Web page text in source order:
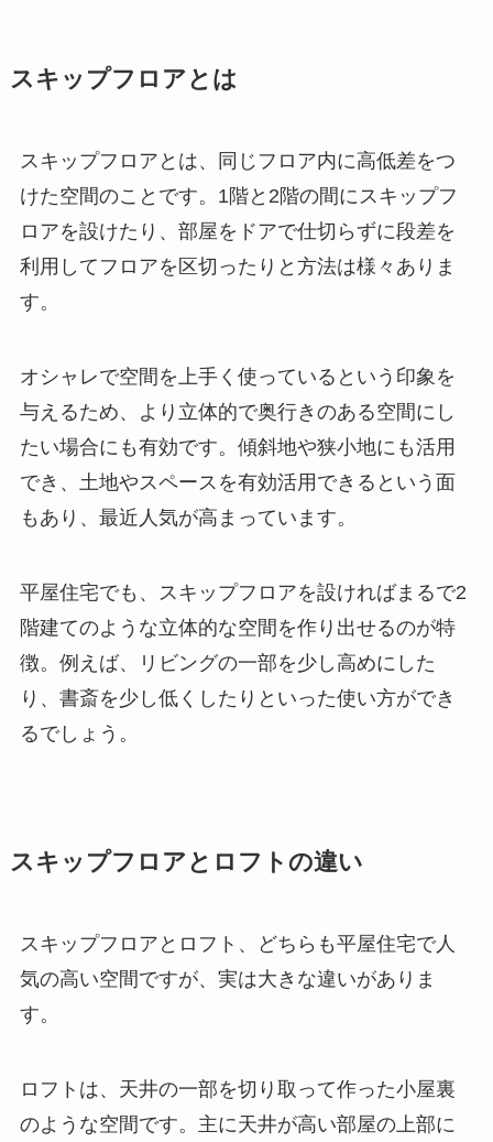
スキップフロアとは
スキップフロアとは、同じフロア内に高低差をつ
けた空間のことです。1階と2階の間にスキップフ
ロアを設けたり、部屋をドアで仕切らずに段差を
利用してフロアを区切ったりと方法は様々ありま
す。
オシャレで空間を上手く使っているという印象を
与えるため、より立体的で奥行きのある空間にし
たい場合にも有効です。傾斜地や狭小地にも活用
でき、土地やスペースを有効活用できるという面
もあり、最近人気が高まっています。
平屋住宅でも、スキップフロアを設ければまるで2
階建てのような立体的な空間を作り出せるのが特
徴。例えば、リビングの一部を少し高めにした
り、書斎を少し低くしたりといった使い方ができ
るでしょう。
スキップフロアとロフトの違い
スキップフロアとロフト、どちらも平屋住宅で人
気の高い空間ですが、実は大きな違いがありま
す。
ロフトは、天井の一部を切り取って作った小屋裏
のような空間です。主に天井が高い部屋の上部に